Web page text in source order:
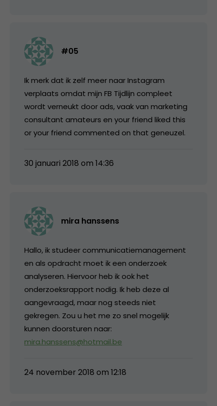
#05
Ik merk dat ik zelf meer naar Instagram
verplaats omdat mijn FB Tijdlijn compleet
wordt verneukt door ads, vaak van marketing
consultant amateurs en your friend liked this
or your friend commented on that geneuzel.
30 januari 2018 om 14:36
mira hanssens
Hallo, ik studeer communicatiemanagement
en als opdracht moet ik een onderzoek
analyseren. Hiervoor heb ik ook het
onderzoeksrapport nodig. Ik heb deze al
aangevraagd, maar nog steeds niet
gekregen. Zou u het me zo snel mogelijk
kunnen doorsturen naar:
mira.hanssens@hotmail.be
24 november 2018 om 12:18